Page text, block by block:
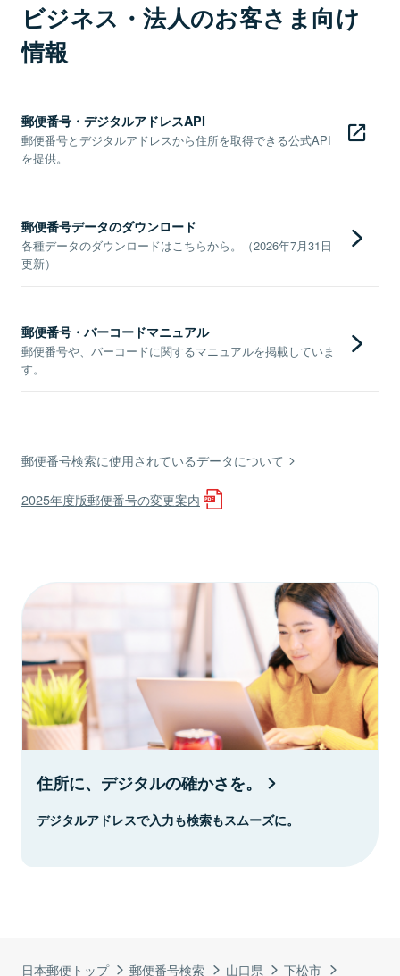
日本郵便トップ 郵便番号検索 山口県
下松市
ビジネス・法人のお客さま向け
情報
郵便番号・デジタルアドレスAPI
郵便番号とデジタルアドレスから住所を取得できる公式API
を提供。
郵便番号データのダウンロード
各種データのダウンロードはこちらから。（2026年7月31日
更新）
郵便番号・バーコードマニュアル
郵便番号や、バーコードに関するマニュアルを掲載していま
す。
郵便番号検索に使用されているデータについて
2025年度版郵便番号の変更案内
住所に、デジタルの確かさを。
デジタルアドレスで入力も検索もスムーズに。